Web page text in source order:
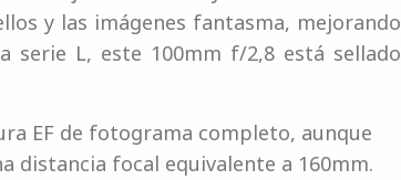
y las imágenes fantasma, mejorando
serie L, este 100mm f/2,8 está sellado
EF de fotograma completo, aunque
distancia focal equivalente a 160mm.